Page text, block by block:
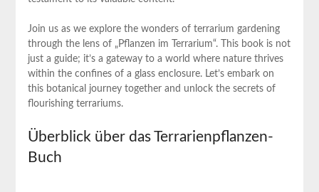
Join us as we ‍explore the wonders ⁤of terrarium gardening
through the lens of „Pflanzen im Terrarium“. This book is not
just ​a guide; it’s a gateway ⁣to a world where nature thrives
‍within the confines of a​ glass enclosure. Let’s embark on
this botanical journey together and unlock the secrets of
flourishing terrariums.
Überblick über das Terrarienpflanzen-
Buch